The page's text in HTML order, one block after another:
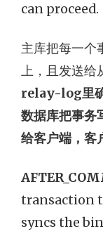
can proceed.
主库把每一个
上，且发送给
relay-log里
数据库把事务
给客户端，客
transaction
syncs the